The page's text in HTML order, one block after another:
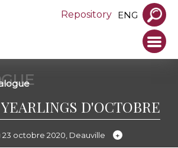
Repository ENG
D'OCTOBRE
23 octobre 2020, Deauville